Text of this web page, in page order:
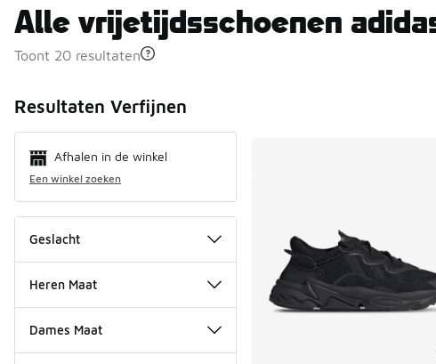
Alle vrijetijdsschoenen
Toont 20 resultaten
Resultaten Verfijnen
Afhalen in de winkel
Een winkel zoeken
Geslacht
Heren Maat
Dames Maat